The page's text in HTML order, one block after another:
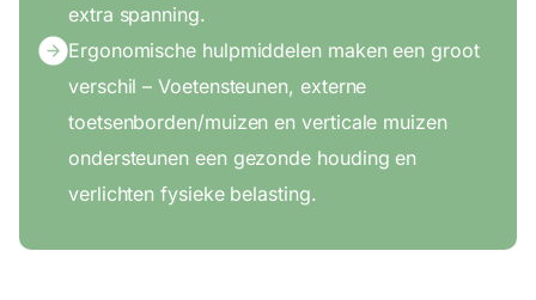
extra spanning.
Ergonomische hulpmiddelen maken een groot
verschil – Voetensteunen, externe
toetsenborden/muizen en verticale muizen
ondersteunen een gezonde houding en
verlichten fysieke belasting.